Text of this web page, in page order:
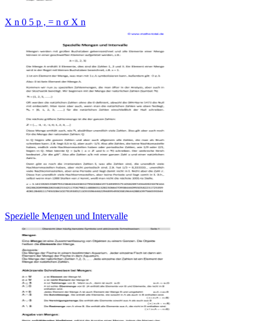
X n 0 5 p , = n σ X n
Spezielle Mengen und Intervalle